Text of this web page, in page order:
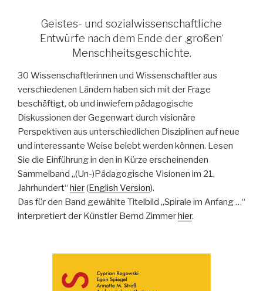
Geistes- und sozialwissenschaftliche
Entwürfe nach dem Ende der ‚großen‘
Menschheitsgeschichte.
30 Wissenschaftlerinnen und Wissenschaftler aus
verschiedenen Ländern haben sich mit der Frage
beschäftigt, ob und inwiefern pädagogische
Diskussionen der Gegenwart durch visionäre
Perspektiven aus unterschiedlichen Disziplinen auf neue
und interessante Weise belebt werden können. Lesen
Sie die Einführung in den in Kürze erscheinenden
Sammelband „(Un-)Pädagogische Visionen im 21.
Jahrhundert“ hier(English Version).
Das für den Band gewählte Titelbild „Spirale im Anfang …“
interpretiert der Künstler Bernd Zimmerhier.